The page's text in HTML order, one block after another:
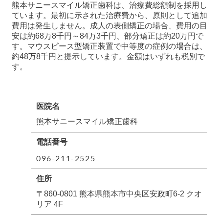
熊本サニースマイル矯正歯科は、治療費総額制を採用し
ています。最初に示された治療費から、原則として追加
費用は発生しません。成人の表側矯正の場合、費用の目
安は約68万8千円～84万3千円、部分矯正は約20万円で
す。マウスピース型矯正装置で中等度の症例の場合は、
約48万8千円と提示しています。金額はいずれも税別で
す。
医院名
熊本サニースマイル矯正歯科
電話番号
096-211-2525
住所
〒860-0801 熊本県熊本市中央区安政町6-2 クオ
リア 4F